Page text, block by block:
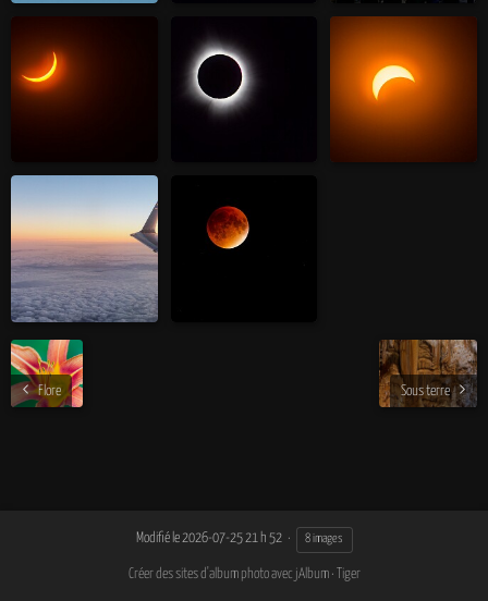
Flore Sous terre
Modifié le2026-07-25 21 h 52 8 images
Créer des sites d'album photo avec jAlbum· Tiger